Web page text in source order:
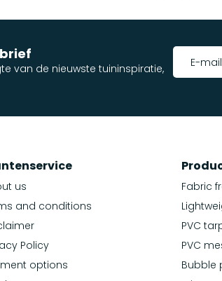
van de nieuwste tuininspiratie,
us
and conditions
Policy
options
Fabric
PVC
PVC
Bubble